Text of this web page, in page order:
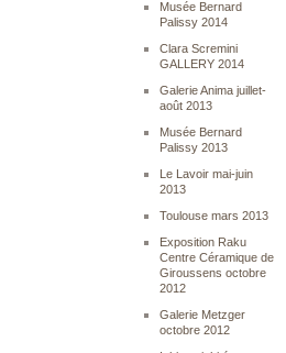
Musée Bernard
Palissy 2014
Clara Scremini
GALLERY 2014
Galerie Anima juillet-
août 2013
Musée Bernard
Palissy 2013
Le Lavoir mai-juin
2013
Toulouse mars 2013
Exposition Raku
Centre Céramique de
Giroussens octobre
2012
Galerie Metzger
octobre 2012